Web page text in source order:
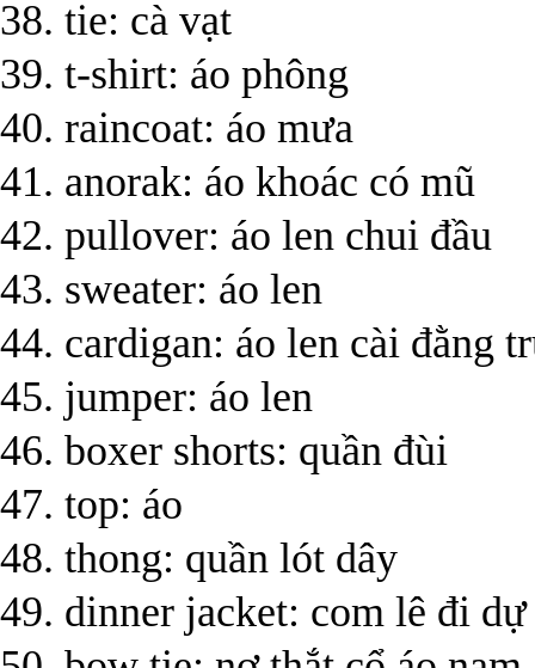
38. tie: cà vạt
39. t-shirt: áo phông
40. raincoat: áo mưa
41. anorak: áo khoác có mũ
42. pullover: áo len chui đầu
43. sweater: áo len
44. cardigan: áo len cài đằng
45. jumper: áo len
46. boxer shorts: quần đùi
47. top: áo
48. thong: quần lót dây
49. dinner jacket: com lê đi